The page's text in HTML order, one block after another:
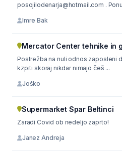
posojilodenarja@hotmail.com .
Imre Bak
Mercator Center tehnike in
Postrežba na nuli odnos zaposleni
kzpiti skoraj nikdar nimajo češ ...
Joško
Supermarket Spar Beltinci
Zaradi Covid ob nedeljo zaprto!
Janez Andreja